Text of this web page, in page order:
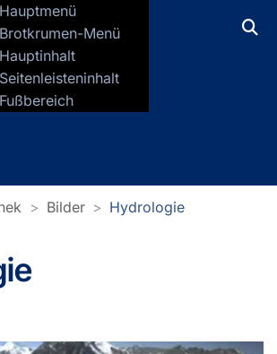
Menü
GFZ Helmholtz-Zentrum für
Bilder Hydrologie